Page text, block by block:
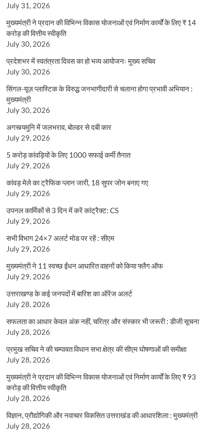
July 31, 2026
मुख्यमंत्री ने प्रदान की विभिन्न विकास योजनाओं एवं निर्माण कार्यों के लिए ₹ 14
करोड़ की वित्तीय स्वीकृति
July 30, 2026
प्रदेशभर में स्वतंत्रता दिवस का हो भव्य आयोजनः मुख्य सचिव
July 30, 2026
सिंगल-यूज़ प्लास्टिक के विरुद्ध जनभागीदारी से चलाना होगा प्रभावी अभियान :
मुख्यमंत्री
July 30, 2026
अगस्त्यमुनि में जलभराव, बोल्डर से दबी कार
July 29, 2026
5 करोड़ कांवड़ियों के लिए 1000 सफाई कर्मी तैनात
July 29, 2026
कांवड़ मेले का ट्रैफिक प्लान जारी, 18 सुपर जोन बनाए गए
July 29, 2026
उपनल कार्मिकों से 3 दिन में करें कांट्रैक्ट: CS
July 29, 2026
सभी विभाग 24×7 अलर्ट मोड पर रहें : सीएम
July 29, 2026
मुख्यमंत्री ने 11 स्वच्छ ईंधन आधारित वाहनों को किया फ्लैग ऑफ
July 29, 2026
उत्तराखण्ड के कई जनपदों में बारिश का ऑरेंज अलर्ट
July 28, 2026
सफलता का आधार केवल अंक नहीं, चरित्र और संस्कार भी जरूरी : डीजी सूचना
July 28, 2026
प्रमुख सचिव ने की चम्पावत विधान सभा क्षेत्र की सीएम घोषणाओं की समीक्षा
July 28, 2026
मुख्यमंत्री ने प्रदान की विभिन्न विकास योजनाओं एवं निर्माण कार्यों के लिए ₹ 93
करोड़ की वित्तीय स्वीकृति
July 28, 2026
विज्ञान, प्रौद्योगिकी और नवाचार विकसित उत्तराखंड की आधारशिला : मुख्यमंत्री
July 28, 2026